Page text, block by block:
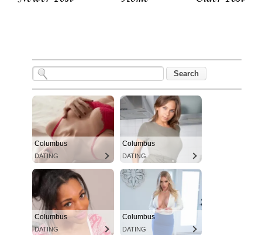
Columbus
DATING
Columbus
DATING
Columbus
DATING
Columbus
DATING